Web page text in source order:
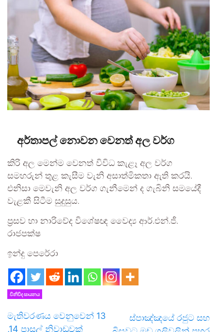
අර්තාපල් නොවන වෙනත් අල වර්ග
කිරි අල මෙන්ම වෙනත් විවිධ කැළෑ අල වර්ග
සමහරුන් තුළ කැසීම වැනි අසාත්මිකතා ඇති කරයි.
එනිසා මෙවැනි අල වර්ග ගැනීමෙන් ද ගැබිනි සමයේදී
වැළකී සිටීම සුදුසුය.
ප්‍රසව හා නාරිවේද විශේෂඥ වෛද්‍ය ආර්.එන්.ජී.
රාජපක්ෂ
ඉන්දු පෙරේරා
විනිවිද සායනය
මැතිවරණය වෙනුවෙන් 13
,14 පාසල් නිවාඩුවක්
ස්පාඤ්ඤයේ රජුට සහ